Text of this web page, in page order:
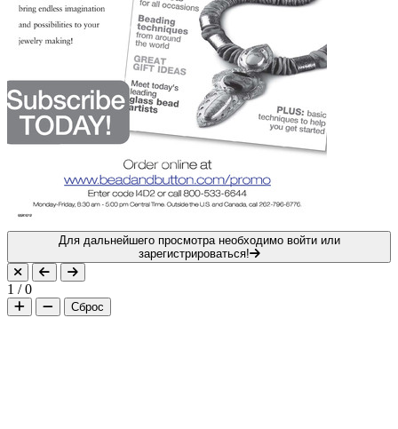
Для дальнейшего просмотра необходимо войти или
зарегистрироваться!
1 /0
Сброс